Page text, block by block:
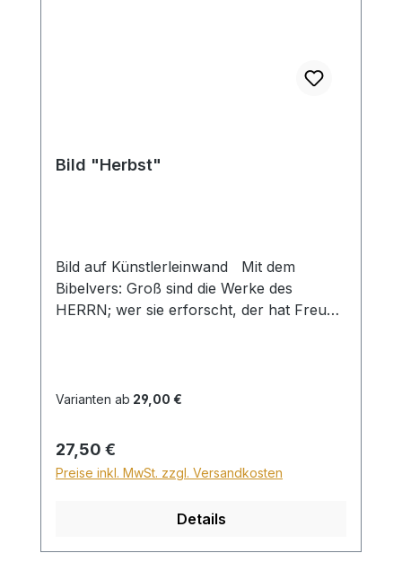
Bild "Herbst"
Bild auf Künstlerleinwand Mit dem
Bibelvers: Groß sind die Werke des
HERRN; wer sie erforscht, der hat Freude
innerhalb Deutschlands ein Zuschlag für
Für den Versand ins Ausland beträgt der
Sperrgutzuschlag 30€.
Varianten ab 29,00 €
Regulärer Preis:
27,50 €
Preise inkl. MwSt. zzgl. Versandkosten
Details